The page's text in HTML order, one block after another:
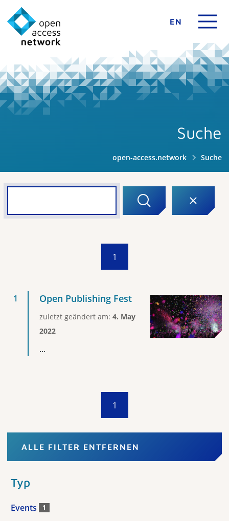
EN
Suche
open-access.network Suche
1
Open Publishing Fest
zuletzt geändert am: 4. May
2022
...
1
ALLE FILTER ENTFERNEN
Typ
Events 1